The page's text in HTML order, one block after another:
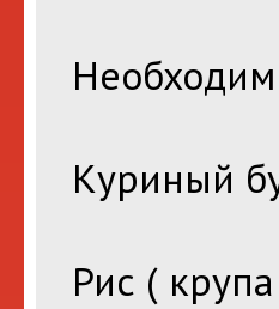
Куриный
Рис (